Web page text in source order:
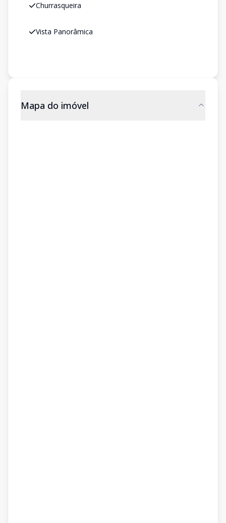
Churrasqueira
Vista Panorâmica
Mapa do imóvel